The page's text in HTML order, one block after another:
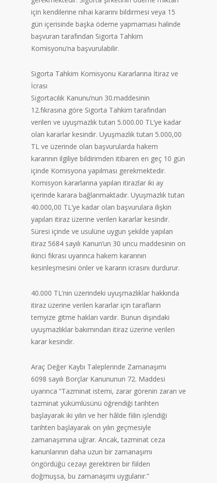
için kendilerine nihai kararını bildirmesi veya 15
gün içerisinde başka ödeme yapmaması halinde
başvuran tarafından Sigorta Tahkim
Komisyonu’na başvurulabilir.
Sigorta Tahkim Komisyonu Kararlarına İtiraz ve
İcrası
Sigortacılık Kanunu’nun 30.maddesinin
12.fıkrasına göre Sigorta Tahkim tarafından
verilen ve uyuşmazlık tutarı 5.000.00 TL’ye kadar
olan kararlar kesindir. Uyuşmazlık tutarı 5.000,00
TL ve üzerinde olan başvurularda hakem
kararının ilgiliye bildirimden itibaren en geç 10 gün
içinde Komisyona yapılması gerekmektedir.
Komisyon kararlarına yapılan itirazlar iki ay
içerinde karara bağlanmaktadır. Uyuşmazlık tutarı
40.000,00 TL’ye kadar olan başvurulara ilişkin
yapılan itiraz üzerine verilen kararlar kesindir.
Süresi içinde ve usulüne uygun şekilde yapılan
itiraz 5684 sayılı Kanun’un 30 uncu maddesinin on
ikinci fıkrası uyarınca hakem kararının
kesinleşmesini önler ve kararın icrasını durdurur.
40.000 TL’nin üzerindeki uyuşmazlıklar hakkında
itiraz üzerine verilen kararlar için tarafların
temyize gitme hakları vardır. Bunun dışındaki
uyuşmazlıklar bakımından itiraz üzerine verilen
karar kesindir.
Araç Değer Kaybı Taleplerinde Zamanaşımı
6098 sayılı Borçlar Kanununun 72. Maddesi
uyarınca “Tazminat istemi, zarar görenin zararı ve
tazminat yükümlüsünü öğrendiği tarihten
başlayarak iki yılın ve her hâlde fiilin işlendiği
tarihten başlayarak on yılın geçmesiyle
zamanaşımına uğrar. Ancak, tazminat ceza
kanunlarının daha uzun bir zamanaşımı
öngördüğü cezayı gerektiren bir fiilden
doğmuşsa, bu zamanaşımı uygulanır.”